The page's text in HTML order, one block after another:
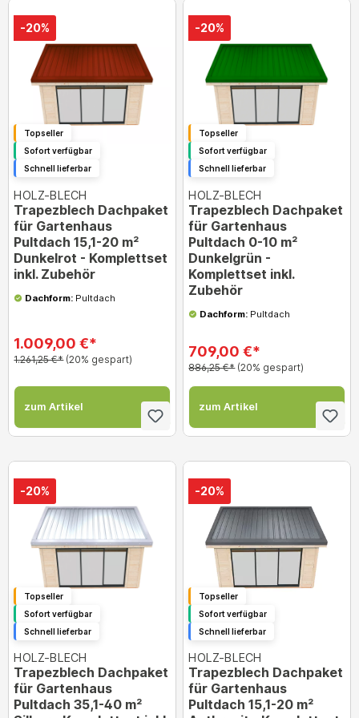
-20%
Topseller
Sofort verfügbar
Schnell lieferbar
HOLZ-BLECH
Trapezblech Dachpaket
für Gartenhaus
Pultdach 15,1-20 m²
Dunkelrot - Komplettset
inkl. Zubehör
Dachform:Pultdach
1.009,00 €*
1.261,25 €* (20% gespart)
zum Artikel
-20%
Topseller
Sofort verfügbar
Schnell lieferbar
HOLZ-BLECH
Trapezblech Dachpaket
für Gartenhaus
Pultdach 0-10 m²
Dunkelgrün -
Komplettset inkl.
Zubehör
Dachform:Pultdach
709,00 €*
886,25 €* (20% gespart)
zum Artikel
-20%
Topseller
Sofort verfügbar
Schnell lieferbar
HOLZ-BLECH
Trapezblech Dachpaket
für Gartenhaus
Pultdach 35,1-40 m²
-20%
Topseller
Sofort verfügbar
Schnell lieferbar
HOLZ-BLECH
Trapezblech Dachpaket
für Gartenhaus
Pultdach 15,1-20 m²